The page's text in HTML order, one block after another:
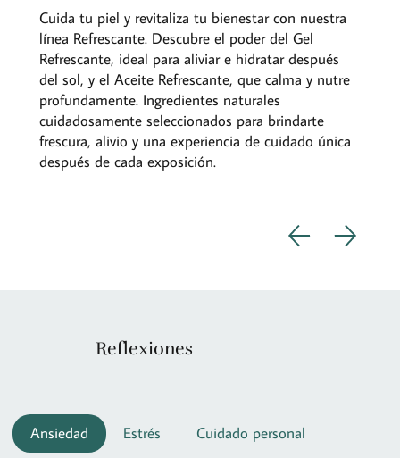
Ansiedad Estrés Cuidado personal
Reflexiones
Cuida tu piel y revitaliza tu bienestar con nuestra
línea Refrescante. Descubre el poder del Gel
Refrescante, ideal para aliviar e hidratar después
del sol, y el Aceite Refrescante, que calma y nutre
profundamente. Ingredientes naturales
cuidadosamente seleccionados para brindarte
frescura, alivio y una experiencia de cuidado única
después de cada exposición.